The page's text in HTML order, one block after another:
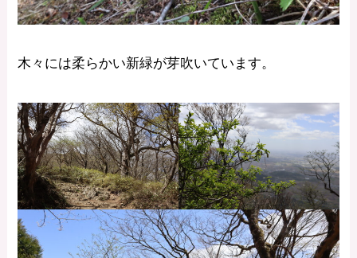
木々には柔らかい新緑が芽吹いています。